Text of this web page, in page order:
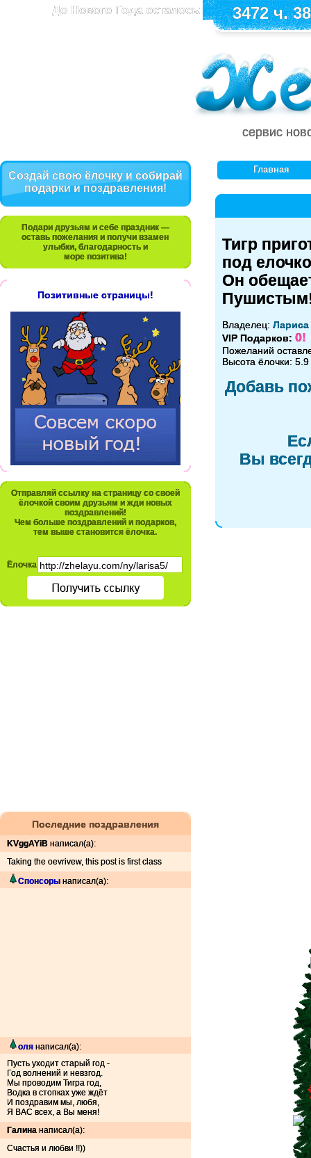
До Нового Года осталось: 3472 ч.
сервис
Создай свою ёлочку и собирай
подарки и поздравления!
Подари друзьям и себе праздник —
оставь пожелания и получи взамен
улыбки, благодарность и
море позитива!
Позитивные страницы!
Отправляй ссылку на страницу со своей
ёлочкой своим друзьям и жди новых
поздравлений!
Чем больше поздравлений и подарков,
тем выше становится ёлочка.
Ёлочка
Последние поздравления
KVggAYiB написал(а):
Taking the oevrivew, this post is first class
Спонсоры написал(а):
оля написал(а):
Пусть уходит старый год -
Год волнений и невзгод.
Мы проводим Тигра год,
Водка в стопках уже ждёт
И поздравим мы, любя,
Я ВАС всех, а Вы меня!
Галина написал(а):
Счастья и любви !!))
Главная
Тигр
под
Он
Владелец: Лариса
VIP Подарков: 0!
Пожеланий
Высота ёлочки:
Добавь
Вы